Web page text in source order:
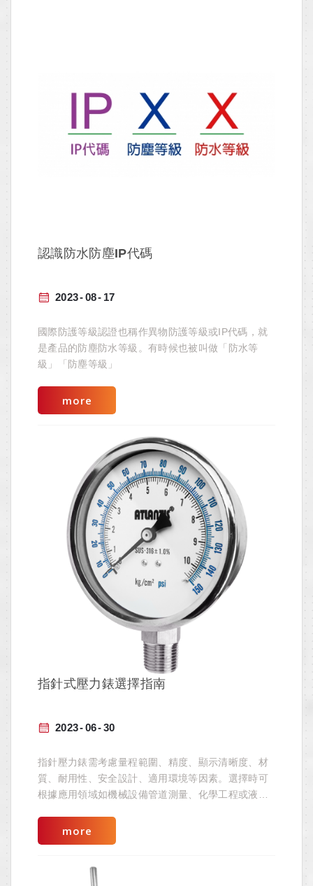
17
08
2023
認識防水防塵IP代碼
國際防護等級認證也稱作異物防護等級或IP代碼，就
是產品的防塵防水等級。有時候也被叫做「防水等
級」「防塵等級」
more
30
06
2023
指針式壓力錶選擇指南
指針壓力錶需考慮量程範圍、精度、顯示清晰度、材
質、耐用性、安全設計、適用環境等因素。選擇時可
根據應用領域如機械設備管道測量、化學工程或液壓
more